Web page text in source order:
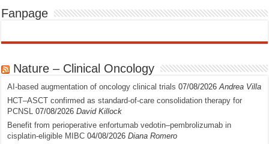
Fanpage
Nature – Clinical Oncology
AI-based augmentation of oncology clinical trials 07/08/2026 Andrea Villa
HCT–ASCT confirmed as standard-of-care consolidation therapy for
PCNSL
07/08/2026 David Killock
Benefit from perioperative enfortumab vedotin–pembrolizumab in
cisplatin-eligible MIBC 04/08/2026 Diana Romero